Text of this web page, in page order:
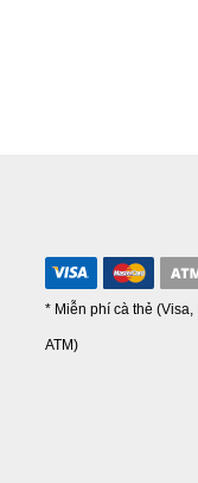
* Miễn phí cà thẻ (Visa,
ATM)